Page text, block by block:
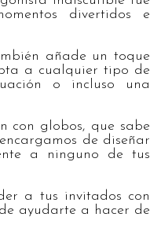
divertidos e
añade un toque
a cualquier tipo de
o incluso una
con globos, que sabe
de diseñar
a ninguno de tus
a tus invitados con
ayudarte a hacer de